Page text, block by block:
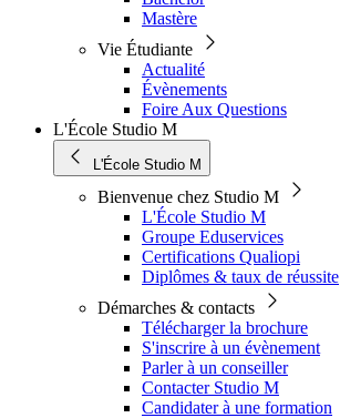
Mastère
Vie Étudiante
Actualité
Évènements
Foire Aux Questions
L'École Studio M
L'École Studio M
Bienvenue chez Studio M
L'École Studio M
Groupe Eduservices
Certifications Qualiopi
Diplômes & taux de réussite
Démarches & contacts
Télécharger la brochure
S'inscrire à un évènement
Parler à un conseiller
Contacter Studio M
Candidater à une formation